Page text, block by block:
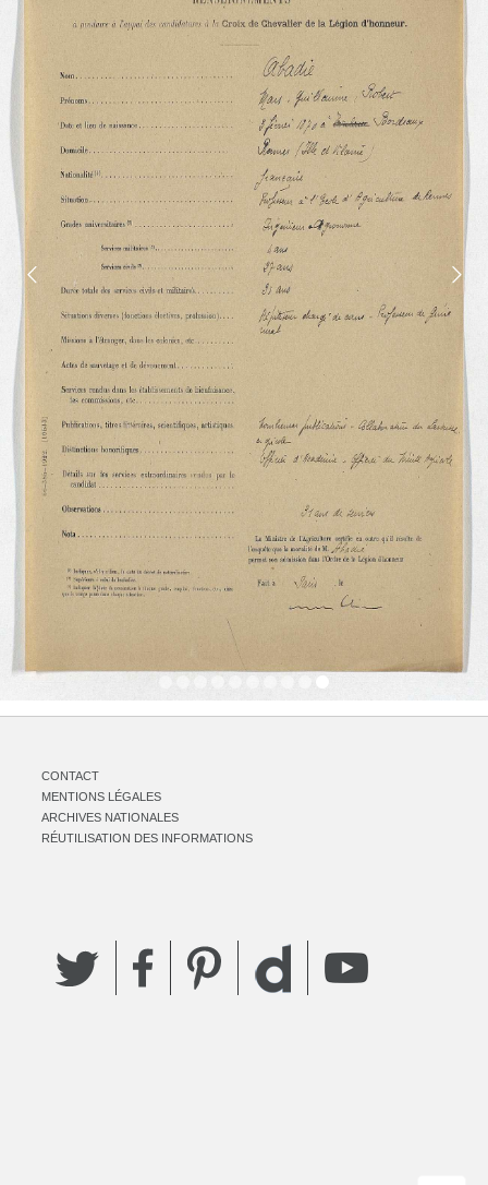
CONTACT
MENTIONS LÉGALES
ARCHIVES NATIONALES
RÉUTILISATION DES INFORMATIONS